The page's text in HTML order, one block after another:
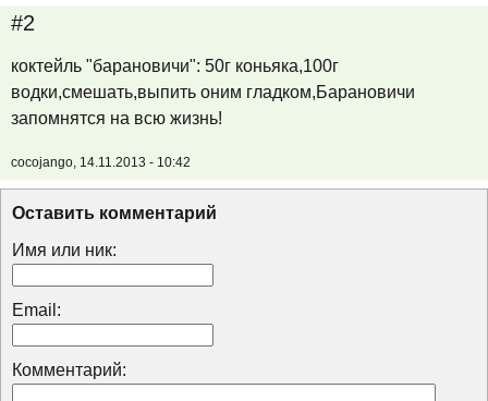
#2
коктейль "барановичи": 50г коньяка,100г
водки,смешать,выпить оним гладком,Барановичи
запомнятся на всю жизнь!
cocojango, 14.11.2013 - 10:42
Оставить комментарий
Имя или ник:
Email:
Комментарий: